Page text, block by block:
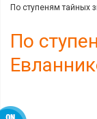
По ступеням тайных
По